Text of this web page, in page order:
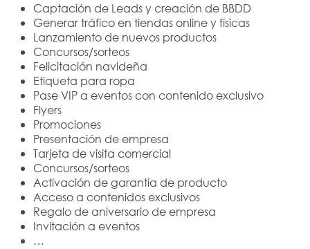
Captación de Leads y creación de BBDD
Generar tráfico en tiendas online y físicas
Lanzamiento de nuevos productos
Concursos/sorteos
Felicitación navideña
Etiqueta para ropa
Pase VIP a eventos con contenido exclusivo
Flyers
Promociones
Presentación de empresa
Tarjeta de visita comercial
Concursos/sorteos
Activación de garantía de producto
Acceso a contenidos exclusivos
Regalo de aniversario de empresa
Invitación a eventos
…